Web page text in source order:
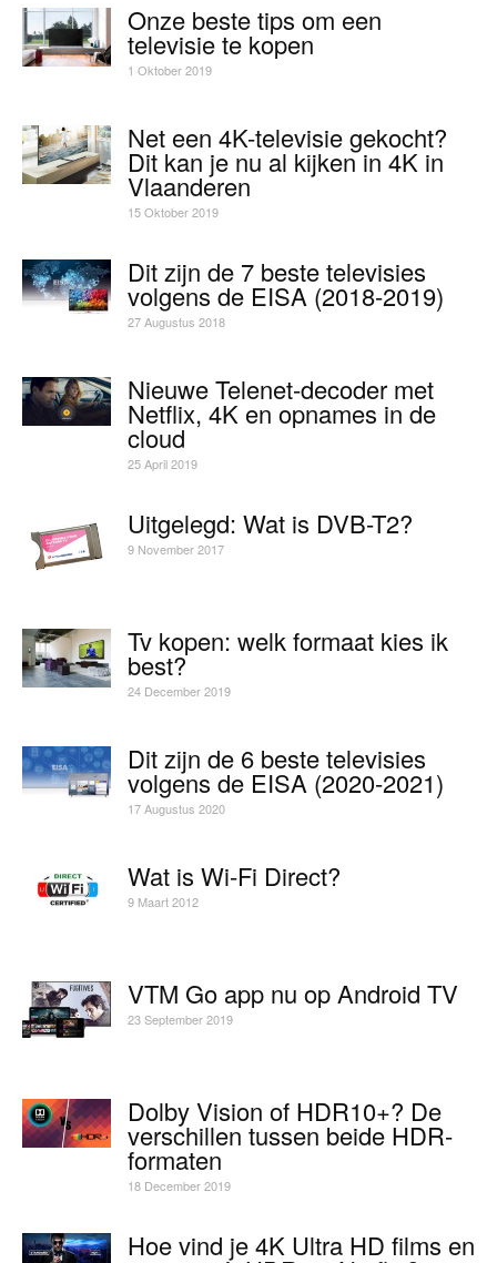
Onze beste tips om een
televisie te kopen
1 Oktober 2019
Net een 4K-televisie gekocht?
Dit kan je nu al kijken in 4K in
Vlaanderen
15 Oktober 2019
Dit zijn de 7 beste televisies
volgens de EISA (2018-2019)
27 Augustus 2018
Nieuwe Telenet-decoder met
Netflix, 4K en opnames in de
cloud
25 April 2019
Uitgelegd: Wat is DVB-T2?
9 November 2017
Tv kopen: welk formaat kies ik
best?
24 December 2019
Dit zijn de 6 beste televisies
volgens de EISA (2020-2021)
17 Augustus 2020
Wat is Wi-Fi Direct?
9 Maart 2012
VTM Go app nu op Android TV
23 September 2019
Dolby Vision of HDR10+? De
verschillen tussen beide HDR-
formaten
18 December 2019
Hoe vind je 4K Ultra HD films en